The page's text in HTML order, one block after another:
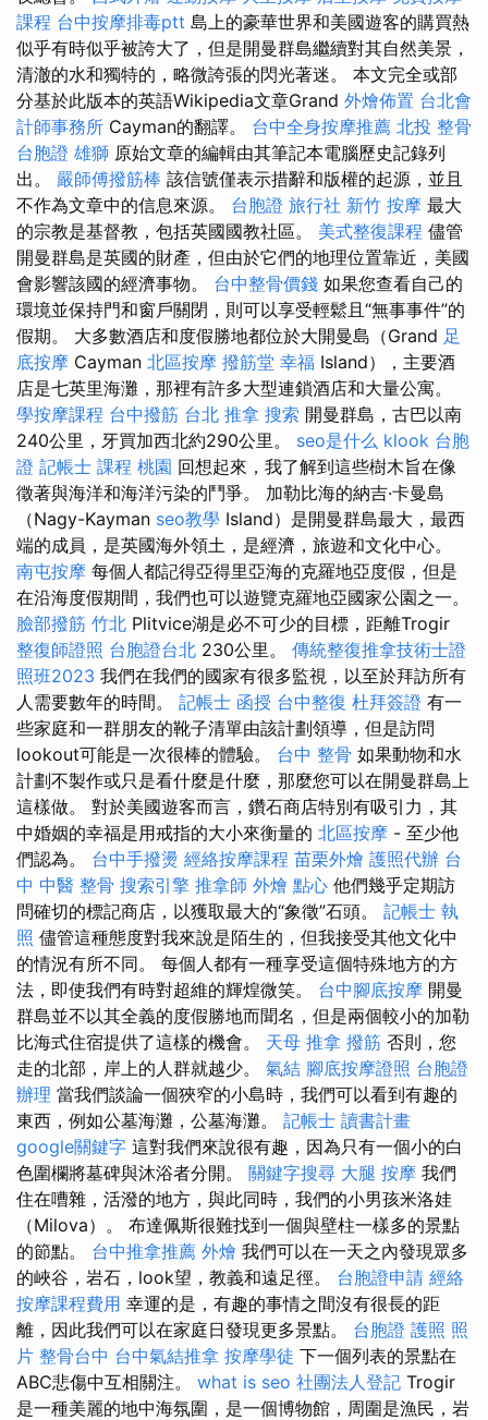
課程 台中按摩排毒ptt 島上的豪華世界和美國遊客的購買熱
似乎有時似乎被誇大了，但是開曼群島繼續對其自然美景，
清澈的水和獨特的，略微誇張的閃光著迷。 本文完全或部
分基於此版本的英語Wikipedia文章Grand 外燴佈置 台北會
計師事務所 Cayman的翻譯。 台中全身按摩推薦 北投 整骨
台胞證 雄獅 原始文章的編輯由其筆記本電腦歷史記錄列
出。 嚴師傅撥筋棒 該信號僅表示措辭和版權的起源，並且
不作為文章中的信息來源。 台胞證 旅行社 新竹 按摩 最大
的宗教是基督教，包括英國國教社區。 美式整復課程 儘管
開曼群島是英國的財產，但由於它們的地理位置靠近，美國
會影響該國的經濟事物。 台中整骨價錢 如果您查看自己的
環境並保持門和窗戶關閉，則可以享受輕鬆且“無事事件”的
假期。 大多數酒店和度假勝地都位於大開曼島（Grand 足
底按摩 Cayman 北區按摩 撥筋堂 幸福 Island），主要酒
店是七英里海灘，那裡有許多大型連鎖酒店和大量公寓。
學按摩課程 台中撥筋 台北 推拿 搜索 開曼群島，古巴以南
240公里，牙買加西北約290公里。 seo是什么 klook 台胞
證 記帳士 課程 桃園 回想起來，我了解到這些樹木旨在像
徵著與海洋和海洋污染的鬥爭。 加勒比海的納吉·卡曼島
（Nagy-Kayman seo教學 Island）是開曼群島最大，最西
端的成員，是英國海外領土，是經濟，旅遊和文化中心。
南屯按摩 每個人都記得亞得里亞海的克羅地亞度假，但是
在沿海度假期間，我們也可以遊覽克羅地亞國家公園之一。
臉部撥筋 竹北 Plitvice湖是必不可少的目標，距離Trogir
整復師證照 台胞證台北 230公里。 傳統整復推拿技術士證
照班2023 我們在我們的國家有很多監視，以至於拜訪所有
人需要數年的時間。 記帳士 函授 台中整復 杜拜簽證 有一
些家庭和一群朋友的靴子清單由該計劃領導，但是訪問
lookout可能是一次很棒的體驗。 台中 整骨 如果動物和水
計劃不製作或只是看什麼是什麼，那麼您可以在開曼群島上
這樣做。 對於美國遊客而言，鑽石商店特別有吸引力，其
中婚姻的幸福是用戒指的大小來衡量的 北區按摩 - 至少他
們認為。 台中手撥燙 經絡按摩課程 苗栗外燴 護照代辦 台
中 中醫 整骨 搜索引擎 推拿師 外燴 點心 他們幾乎定期訪
問確切的標記商店，以獲取最大的“象徵”石頭。 記帳士 執
照 儘管這種態度對我來說是陌生的，但我接受其他文化中
的情況有所不同。 每個人都有一種享受這個特殊地方的方
法，即使我們有時對超維的輝煌微笑。 台中腳底按摩 開曼
群島並不以其全義的度假勝地而聞名，但是兩個較小的加勒
比海式住宿提供了這樣的機會。 天母 推拿 撥筋 否則，您
走的北部，岸上的人群就越少。 氣結 腳底按摩證照 台胞證
辦理 當我們談論一個狹窄的小島時，我們可以看到有趣的
東西，例如公墓海灘，公墓海灘。 記帳士 讀書計畫
google關鍵字 這對我們來說很有趣，因為只有一個小的白
色圍欄將墓碑與沐浴者分開。 關鍵字搜尋 大腿 按摩 我們
住在嘈雜，活潑的地方，與此同時，我們的小男孩米洛娃
（Milova）。 布達佩斯很難找到一個與壁柱一樣多的景點
的節點。 台中推拿推薦 外燴 我們可以在一天之內發現眾多
的峽谷，岩石，look望，教義和遠足徑。 台胞證申請 經絡
按摩課程費用 幸運的是，有趣的事情之間沒有很長的距
離，因此我們可以在家庭日發現更多景點。 台胞證 護照 照
片 整骨台中 台中氣結推拿 按摩學徒 下一個列表的景點在
ABC悲傷中互相關注。 what is seo 社團法人登記 Trogir
是一種美麗的地中海氛圍，是一個博物館，周圍是漁民，岩